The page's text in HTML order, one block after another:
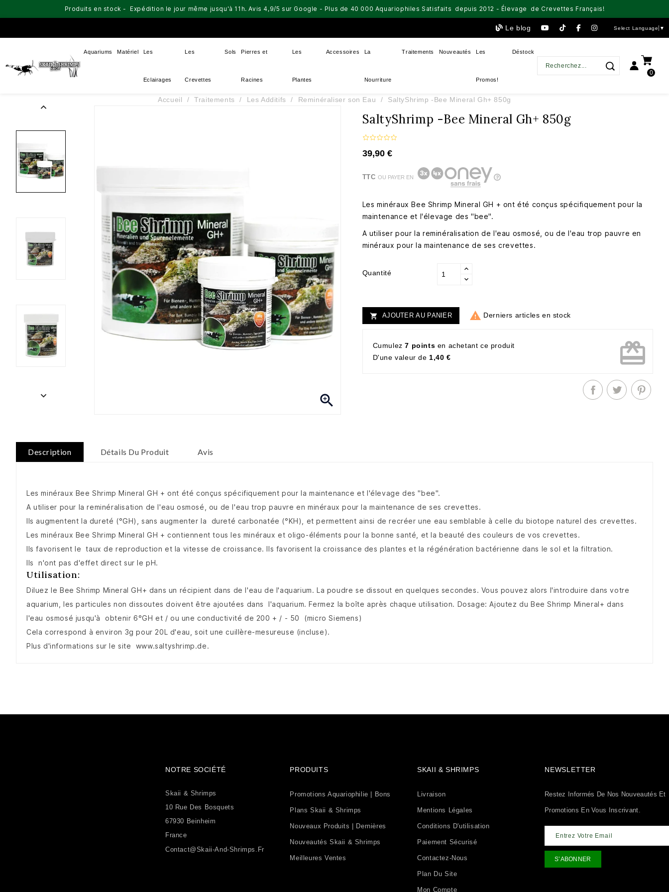
Produits en stock - Expédition le jour même jusqu'à 11h. Avis 4,9/5 sur Google - Plus de 40 000 Aquariophiles Satisfaits depuis 2012 - Élevage de Crevettes Français!
Le blog Select Language ▼
Aquariums Matériel Les
Eclairages
Les
Crevettes
Sols Pierres et
Racines
Les
Plantes
Accessoires La
Nourriture
Traitements Nouveautés Les
Promos!
Déstock
0
Accueil Traitements Les Additifs Reminéraliser son Eau SaltyShrimp -Bee Mineral Gh+ 850g

SaltyShrimp -Bee Mineral Gh+ 850g
39,90 €
TTCOU PAYER EN
Les minéraux Bee Shrimp Mineral GH + ont été conçus spécifiquement pour la
maintenance et l'élevage des "bee".
A utiliser pour la reminéralisation de l'eau osmosé, ou de l'eau trop pauvre en
minéraux pour la maintenance de ses crevettes.
Quantité
 AJOUTER AU PANIER  Derniers articles en stock
Cumulez7 points en achetant ce produit
D'une valeur de1,40 € card_giftcard
Description Détails Du Produit Avis
Les minéraux Bee Shrimp Mineral GH + ont été conçus spécifiquement pour la maintenance et l'élevage des "bee".
A utiliser pour la reminéralisation de l'eau osmosé, ou de l'eau trop pauvre en minéraux pour la maintenance de ses crevettes.
Ils augmentent la dureté (°GH), sans augmenter la dureté carbonatée (°KH), et permettent ainsi de recréer une eau semblable à celle du biotope naturel des crevettes.
Les minéraux Bee Shrimp Mineral GH + contiennent tous les minéraux et oligo-éléments pour la bonne santé, et la beauté des couleurs de vos crevettes.
Ils favorisent le taux de reproduction et la vitesse de croissance. Ils favorisent la croissance des plantes et la régénération bactérienne dans le sol et la filtration.
Ils n'ont pas d'effet direct sur le pH.
Utilisation:
Diluez le Bee Shrimp Mineral GH+ dans un récipient dans de l'eau de l'aquarium. La poudre se dissout en quelques secondes. Vous pouvez alors l'introduire dans votre
aquarium, les particules non dissoutes doivent être ajoutées dans l'aquarium. Fermez la boîte après chaque utilisation. Dosage: Ajoutez du Bee Shrimp Mineral+ dans
l'eau osmosé jusqu'à obtenir 6°GH et / ou une conductivité de 200 + / - 50 (micro Siemens)
Cela correspond à environ 3g pour 20L d'eau, soit une cuillère-mesureuse (incluse).
Plus d'informations sur le site www.saltyshrimp.de.
NOTRE SOCIÉTÉ
Skaii & Shrimps
10 Rue Des Bosquets
67930 Beinheim
France
Contact@skaii-And-Shrimps.fr
PRODUITS
Promotions Aquariophilie | Bons
Plans Skaii & Shrimps
Nouveaux Produits | Dernières
Nouveautés Skaii & Shrimps
Meilleures Ventes
SKAII & SHRIMPS
Livraison
Mentions Légales
Conditions D'utilisation
Paiement Sécurisé
Contactez-Nous
Plan Du Site
Mon Compte
NEWSLETTER
Restez Informés De Nos Nouveautés Et
Promotions En Vous Inscrivant.